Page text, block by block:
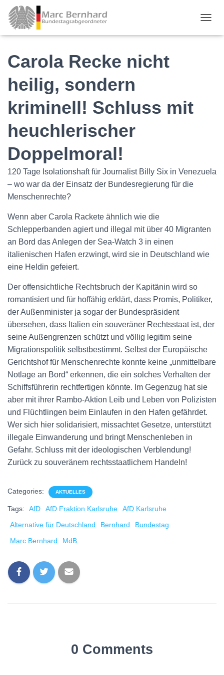
Carola Recke nicht
heilig, sondern
kriminell! Schluss mit
heuchlerischer
Doppelmoral!
120 Tage Isolationshaft für Journalist Billy Six in Venezuela
– wo war da der Einsatz der Bundesregierung für die
Menschenrechte?
Wenn aber Carola Rackete ähnlich wie die
Schlepperbanden agiert und illegal mit über 40 Migranten
an Bord das Anlegen der Sea-Watch 3 in einen
italienischen Hafen erzwingt, wird sie in Deutschland wie
eine Heldin gefeiert.
Der offensichtliche Rechtsbruch der Kapitänin wird so
romantisiert und für hoffähig erklärt, dass Promis, Politiker,
der Außenminister ja sogar der Bundespräsident
übersehen, dass Italien ein souveräner Rechtsstaat ist, der
seine Außengrenzen schützt und völlig legitim seine
Migrationspolitik selbstbestimmt. Selbst der Europäische
Gerichtshof für Menschenrechte konnte keine „unmittelbare
Notlage an Bord“ erkennen, die ein solches Verhalten der
Schiffsführerin rechtfertigen könnte. Im Gegenzug hat sie
aber mit ihrer Rambo-Aktion Leib und Leben von Polizisten
und Flüchtlingen beim Einlaufen in den Hafen gefährdet.
Wer sich hier solidarisiert, missachtet Gesetze, unterstützt
illegale Einwanderung und bringt Menschenleben in
Gefahr. Schluss mit der ideologischen Verblendung!
Zurück zu souveränem rechtsstaatlichem Handeln!
Categories: AKTUELLES
Tags: AfD AfD Fraktion Karlsruhe
AfD Karlsruhe
Alternative für Deutschland
Bernhard
Bundestag
Marc Bernhard
MdB
0 Comments